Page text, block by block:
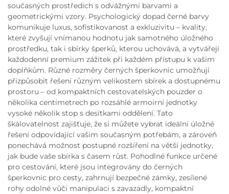
současných prostředích s odvážnými barvami a
geometrickými vzory. Psychologický dopad černé barvy
komunikuje luxus, sofistikovanost a exkluzivitu – kvality,
které zvyšují vnímanou hodnotu jak samotného úložného
prostředku, tak i sbírky šperků, kterou uchovává, a vytvářejí
každodenní premium zážitek při každém přístupu k vašim
doplňkům. Různé rozměry černých šperkovnic umožňují
přizpůsobit řešení různým velikostem sbírek a dostupnému
prostoru – od kompaktních cestovatelských pouzder o
několika centimetrech po rozsáhlé armoirní jednotky
vysoké několik stop s desítkami oddělení. Tato
škálovatelnost zajišťuje, že si můžete vybrat ideální úložné
řešení odpovídající vašim současným potřebám, a zároveň
ponechává možnost postupné rozšíření na větší jednotky,
jak bude vaše sbírka s časem růst. Pohodlné funkce určené
pro cestování, které jsou integrovány do černých
šperkovnic pro cesty, zahrnují bezpečné zámky, zesílené
rohy odolné vůči manipulaci s zavazadly, kompaktní